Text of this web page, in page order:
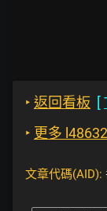
‣ 返回看板 [
‣ 更多
文章代碼(AID):